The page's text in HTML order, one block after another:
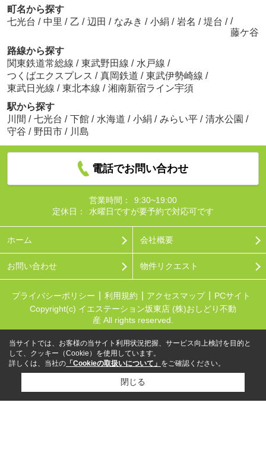
町名から探す
七光台 / 中里 / 乙 / 辺田 / なみき / 小絹 / 岩名 / 堤台 / /
藤ケ谷
路線から探す
関東鉄道常総線 / 東武野田線 / 水戸線 /
つくばエクスプレス / 真岡鉄道 / 東武伊勢崎線 /
東武日光線 / 東北本線 / 湘南新宿ライン宇須
駅から探す
川間 / 七光台 / 下館 / 水海道 / 小絹 / みらい平 / 清水公園 /
守谷 / 野田市 / 川島
電話でお問い合わせ
営業時間：
9:30~19:00
定休日：
水曜日ですが要予約で対応可です
ホーム 会社概要
お問い合わせ 物件リクエスト
プライバシーポリシー 利用規約 アクセスマップ
PCサイト
Copyright(c) イエステーション坂東店 (株)おしどり不動
産 All rights reserved.
当サイトでは、お客様の当サイト利用状況把握、サービス向上検討を目的と
して、クッキー（Cookie）を使用しています。
詳しくは、当社の 「Cookieの取扱いについて」 をご確認ください。
閉じる